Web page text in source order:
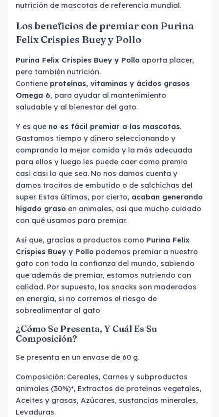
nutrición de mascotas de referencia mundial.
Los beneficios de premiar con Purina
Felix Crispies Buey y Pollo
Purina Felix Crispies Buey y Pollo aporta placer,
pero también nutrición.
Contiene proteínas, vitaminas y ácidos grasos
Omega 6, para ayudar al mantenimiento
saludable y al bienestar del gato.
Y es que no es fácil premiar a las mascotas.
Gastamos tiempo y dinero seleccionando y
comprando la mejor comida y la más adecuada
para ellos y luego les puede caer como premio
casi casi lo que sea. No nos damos cuenta y
damos trocitos de embutido o de salchichas del
super. Estas últimas, por cierto, acaban generando
hígado graso en animales, así que mucho cuidado
con qué usamos para premiar.
Así que, gracias a productos como Purina Felix
Crispies Buey y Pollo podemos premiar a nuestro
gato con toda la confianza del mundo, sabiendo
que además de premiar, estamos nutriendo con
calidad. Por supuesto, los snacks son moderados
en energía, si no corremos el riesgo de
sobrealimentar al gato
¿Cómo Se Presenta, Y Cuál Es Su
Composición?
Se presenta en un envase de 60 g.
Composición: Cereales, Carnes y subproductos
animales (30%)*, Extractos de proteínas vegetales,
Aceites y grasas, Azúcares, sustancias minerales,
Levaduras.